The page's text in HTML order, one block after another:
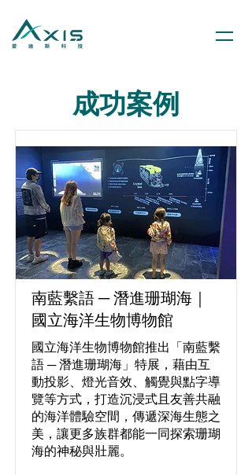
成功案例
南藍繫語 ─ 潛進珊瑚海｜
國立海洋生物博物館
國立海洋生物博物館推出「南藍繫
語 ─ 潛進珊瑚海」特展，藉由互
動投影、燈光音效、觸覺與點字導
覽等方式，打造沉浸式且友善共融
的海洋體驗空間，傳遞深海生態之
美，讓更多族群都能一同探索珊瑚
海的神秘與壯麗。